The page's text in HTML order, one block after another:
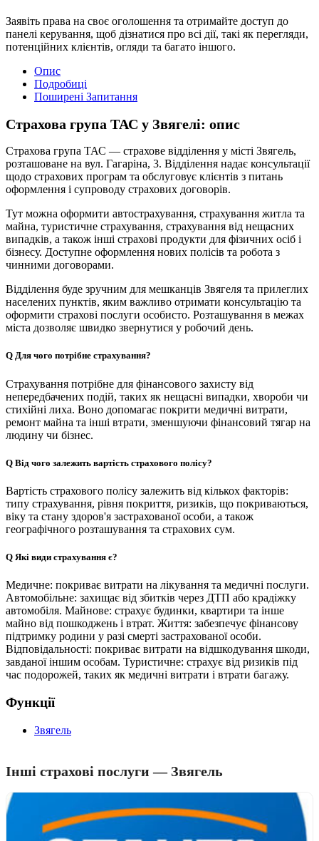
Заявіть права на своє оголошення та отримайте доступ до
панелі керування, щоб дізнатися про всі дії, такі як перегляди,
потенційних клієнтів, огляди та багато іншого.
Опис
Подробиці
Поширені Запитання
Страхова група ТАС у Звягелі: опис
Страхова група ТАС — страхове відділення у місті Звягель,
розташоване на вул. Гагаріна, 3. Відділення надає консультації
щодо страхових програм та обслуговує клієнтів з питань
оформлення і супроводу страхових договорів.
Тут можна оформити автострахування, страхування житла та
майна, туристичне страхування, страхування від нещасних
випадків, а також інші страхові продукти для фізичних осіб і
бізнесу. Доступне оформлення нових полісів та робота з
чинними договорами.
Відділення буде зручним для мешканців Звягеля та прилеглих
населених пунктів, яким важливо отримати консультацію та
оформити страхові послуги особисто. Розташування в межах
міста дозволяє швидко звернутися у робочий день.
Q Для чого потрібне страхування?
Страхування потрібне для фінансового захисту від
непередбачених подій, таких як нещасні випадки, хвороби чи
стихійні лиха. Воно допомагає покрити медичні витрати,
ремонт майна та інші втрати, зменшуючи фінансовий тягар на
людину чи бізнес.
Q Від чого залежить вартість страхового полісу?
Вартість страхового полісу залежить від кількох факторів:
типу страхування, рівня покриття, ризиків, що покриваються,
віку та стану здоров'я застрахованої особи, а також
географічного розташування та страхових сум.
Q Які види страхування є?
Медичне: покриває витрати на лікування та медичні послуги.
Автомобільне: захищає від збитків через ДТП або крадіжку
автомобіля. Майнове: страхує будинки, квартири та інше
майно від пошкоджень і втрат. Життя: забезпечує фінансову
підтримку родини у разі смерті застрахованої особи.
Відповідальності: покриває витрати на відшкодування шкоди,
завданої іншим особам. Туристичне: страхує від ризиків під
час подорожей, таких як медичні витрати і втрати багажу.
Функції
Звягель
Інші страхові послуги — Звягель